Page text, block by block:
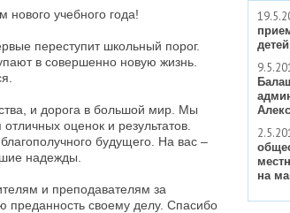
учебного года!
переступит школьный порог.
в совершенно новую жизнь.
и дорога в большой мир. Мы
оценок и результатов.
будущего. На вас –
надежды.
и преподавателям за
преданность своему делу. Спасибо
детей
на